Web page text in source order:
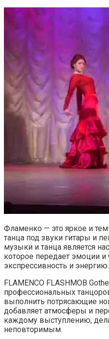
Фламенко — это яркое и
танца под звуки гитары и
музыки и танца является
которое передает эмоции и
экспрессивность и энергию.
FLAMENCO FLASHMOB
профессиональных
выполнить потрясающие
добавляет атмосферы и
каждому выступлению,
неповторимым.